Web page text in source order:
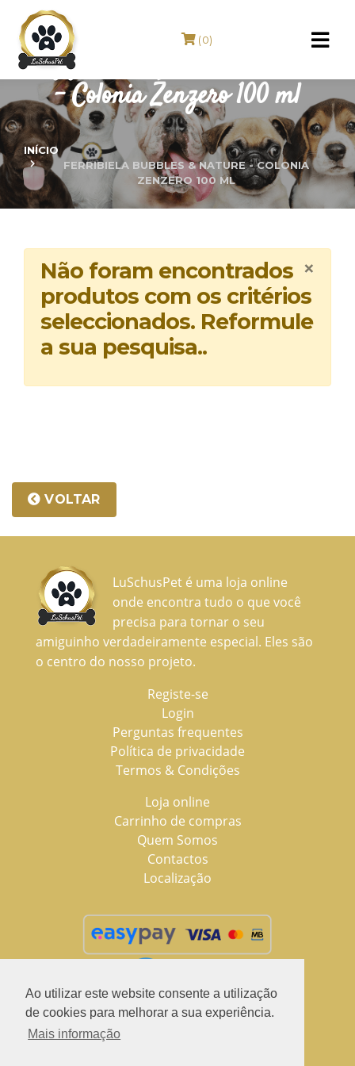
Ao utilizar este website consente a utilização
de cookies para melhorar a sua experiência.
Mais informação
(0)
FERRIBIELA Bubbles & Nature
- Colonia Zenzero 100 ml
INÍCIO
FERRIBIELA BUBBLES & NATURE - COLONIA
ZENZERO 100 ML
×
Não foram encontrados
produtos com os critérios
seleccionados. Reformule
a sua pesquisa..
VOLTAR
LuSchusPet é uma loja online
onde encontra tudo o que você
precisa para tornar o seu
amiguinho verdadeiramente especial. Eles são
o centro do nosso projeto.
Registe-se
Login
Perguntas frequentes
Política de privacidade
Termos & Condições
Loja online
Carrinho de compras
Quem Somos
Contactos
Localização